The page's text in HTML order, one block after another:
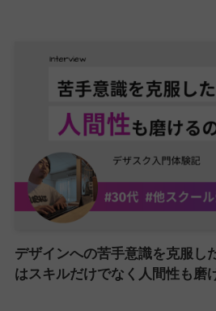
デザインへの苦手意識を克服し
はスキルだけでなく人間性も磨